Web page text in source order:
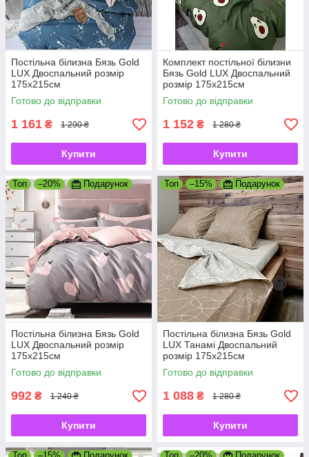
Постільна білизна Бязь Gold
LUX Двоспальний розмір
175х215см
Готово до відправки
1 161 ₴ 1 290 ₴
Купити
Комплект постільної білизни
Бязь Gold LUX Двоспальний
розмір 175х215см
Готово до відправки
1 152 ₴ 1 280 ₴
Купити
Топ –20% Подарунок
Постільна білизна Бязь Gold
LUX Двоспальний розмір
175х215см
Готово до відправки
992 ₴ 1 240 ₴
Купити
Топ –15% Подарунок
Постільна білизна Бязь Gold
LUX Танамі Двоспальний
розмір 175х215см
Готово до відправки
1 088 ₴ 1 280 ₴
Купити